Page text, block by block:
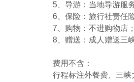
5、导游：当地导游服
6、保险：旅行社责任
7、购物：不进购物店；
8、赠送：成人赠送三
费用不含：
行程标注外餐费、三峡